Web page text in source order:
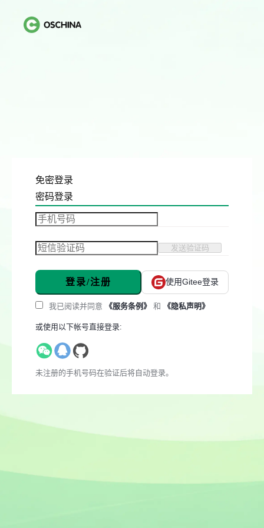
免密登录
密码登录
发送验证码
登录/注册 使用Gitee登录
我已阅读并同意 《服务条例》 和 《隐私声明》
或使用以下帐号直接登录:
未注册的手机号码在验证后将自动登录。